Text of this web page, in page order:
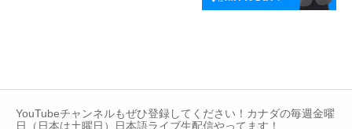
YouTubeチャンネルもぜひ登録してください！カナダの毎週金曜
日（日本は土曜日）日本語ライブ生配信やってます！